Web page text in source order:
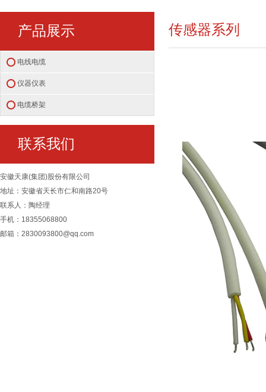
产品展示
电线电缆
仪器仪表
电缆桥架
联系我们
安徽天康(集团)股份有限公司
地址：安徽省天长市仁和南路20号
联系人：陶经理
手机：18355068800
邮箱：2830093800@qq.com
传感器系列